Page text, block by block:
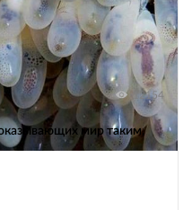
12154
мир таким,